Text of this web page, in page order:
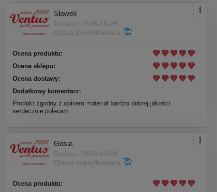
Sławek
Dodano: 2026-03-26
Opinia zweryfikowana
Ocena produktu:
Ocena sklepu:
Ocena dostawy:
Dodatkowy komentarz:
Produkt zgodny z opisem materiał bardzo dobrej jakości
serdecznie polecam.
Gosia
Dodano: 2026-02-26
Opinia zweryfikowana
Ocena produktu: